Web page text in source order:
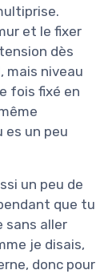
et le fixer
dès
mais niveau
fois fixé en
un peu
un peu de
que tu
sans aller
je disais,
donc pour